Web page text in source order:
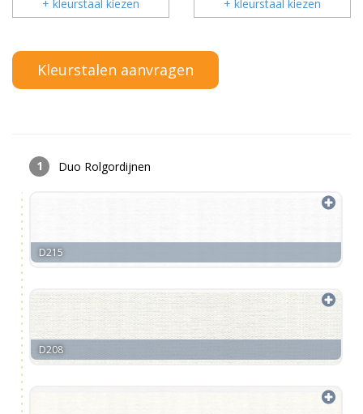
+ kleurstaal kiezen + kleurstaal kiezen
Duo Rolgordijnen
D215
D208